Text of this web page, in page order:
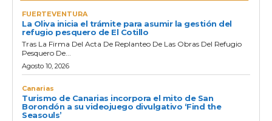
FUERTEVENTURA
La Oliva inicia el trámite para asumir la gestión del
refugio pesquero de El Cotillo
Tras La Firma Del Acta De Replanteo De Las Obras Del Refugio
Pesquero De...
Agosto 10, 2026
Canarias
Turismo de Canarias incorpora el mito de San
Borondón a su videojuego divulgativo ‘Find the
Seasouls’